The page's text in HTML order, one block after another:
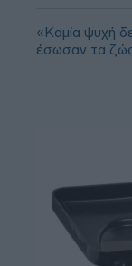
«Καμία ψυχή
έσωσαν τα